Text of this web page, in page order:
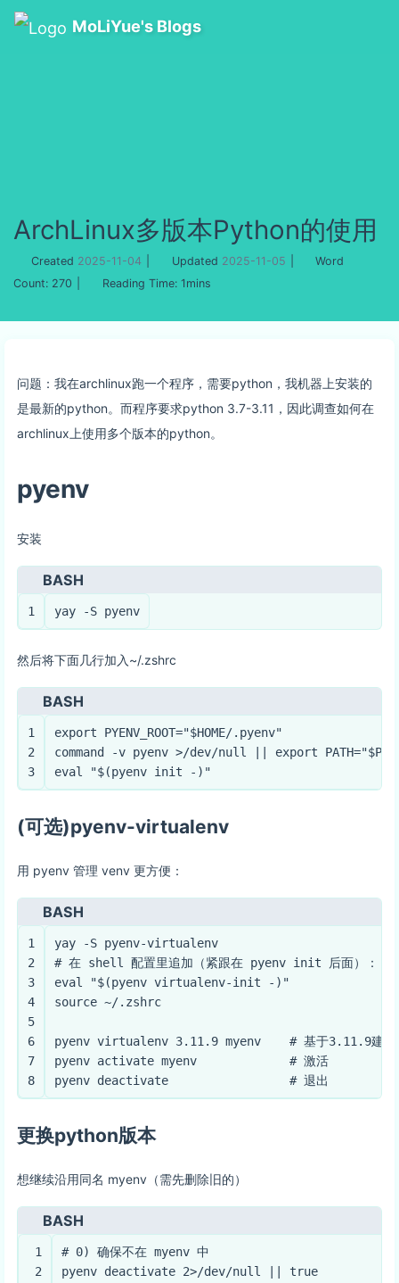
MoLiYue's Blogs
ArchLinux多版本Python的使用
Created 2025-11-04 Updated 2025-11-05
Word
Count: 270 Reading Time: 1mins
问题：我在archlinux跑一个程序，需要python，我机器上安装的
是最新的python。而程序要求python 3.7-3.11，因此调查如何在
archlinux上使用多个版本的python。
pyenv
安装
BASH
1 yay -S pyenv
然后将下面几行加入~/.zshrc
BASH
1
2
3
export PYENV_ROOT="$HOME/.pyenv"
command
-v pyenv >/dev/null || export PATH="
eval
"$(pyenv init -) "
(可选)pyenv-virtualenv
用 pyenv 管理 venv 更方便：
BASH
1
2
3
4
5
6
7
8
yay -S pyenv-virtualenv
# 在 shell 配置里追加（紧跟在 pyenv init 后面）：
eval
"$(pyenv virtualenv-init -) "
source ~/.zshrc
pyenv virtualenv 3.11.9 myenv # 基于3.11.9建虚
pyenv activate myenv # 激活
pyenv deactivate # 退出
更换python版本
想继续沿用同名 myenv（需先删除旧的）
BASH
1
2
# 0) 确保不在 myenv 中
pyenv deactivate 2>/dev/null || true